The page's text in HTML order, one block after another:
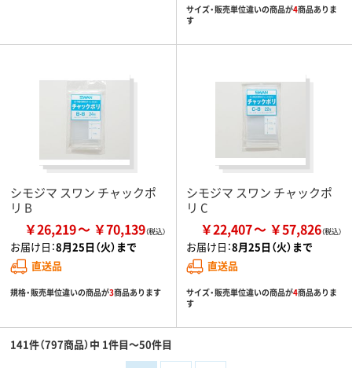
サイズ・販売単位違いの商品が4商品ありま
す
シモジマ スワン チャックポ
リ B
￥26,219 ￥70,139
お届け日：8月25日（火）まで
直送品
規格・販売単位違いの商品が3商品あります
シモジマ スワン チャックポ
リ C
￥22,407 ￥57,826
お届け日：8月25日（火）まで
直送品
サイズ・販売単位違いの商品が4商品ありま
す
141件（797商品）中 1件目～50件目